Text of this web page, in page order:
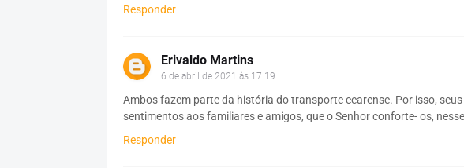
Responder
Erivaldo Martins
6 de abril de 2021 às 17:19
Ambos fazem parte da história do transporte cearense. Por isso,
sentimentos aos familiares e amigos, que o Senhor conforte- os,
Responder